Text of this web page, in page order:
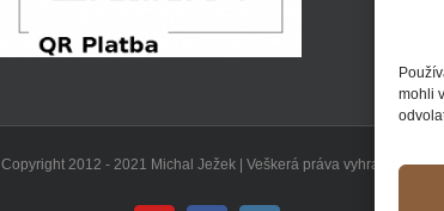
mohli
Copyright 2012 - 2021 Michal Ježek | Veškerá práva vyhrazena